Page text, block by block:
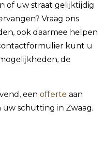
of uw straat gelijktijdig
Vraag ons
ook daarmee helpen
kunt u
de
eenofferte aan
schutting in Zwaag.